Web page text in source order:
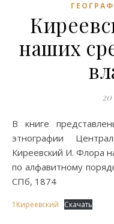
наших
В книге представлены материалы по географии и
этнографии
Киреевский И. Флора
по алфавитному
СПб, 1874
1Киреевский Скачать